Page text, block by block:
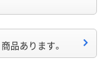
商品あります。